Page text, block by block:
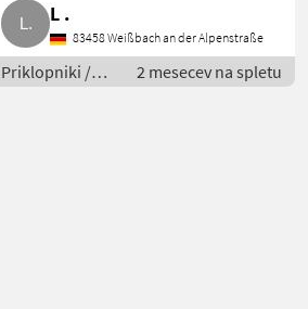
L .
83458 Weißbach an der Alpenstraße
Priklopniki /
Avtomobilski
2 mesecev na spletu